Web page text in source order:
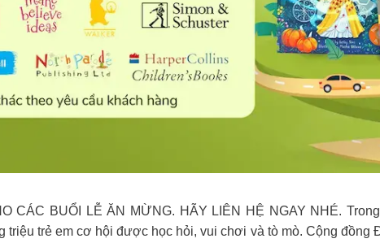
CÁC BUỔI LỄ ĂN MỪNG. HÃY LIÊN HỆ NGAY NHÉ.
triệu trẻ em cơ hội được học hỏi, vui chơi và tò mò. Cộng đồng